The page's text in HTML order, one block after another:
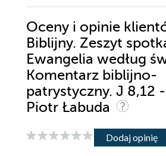
Oceny i opinie
Biblijny. Zeszyt
Ewangelia według
Komentarz biblijno-
patrystyczny. J 8,12
Piotr Łabuda
Dodaj opinię